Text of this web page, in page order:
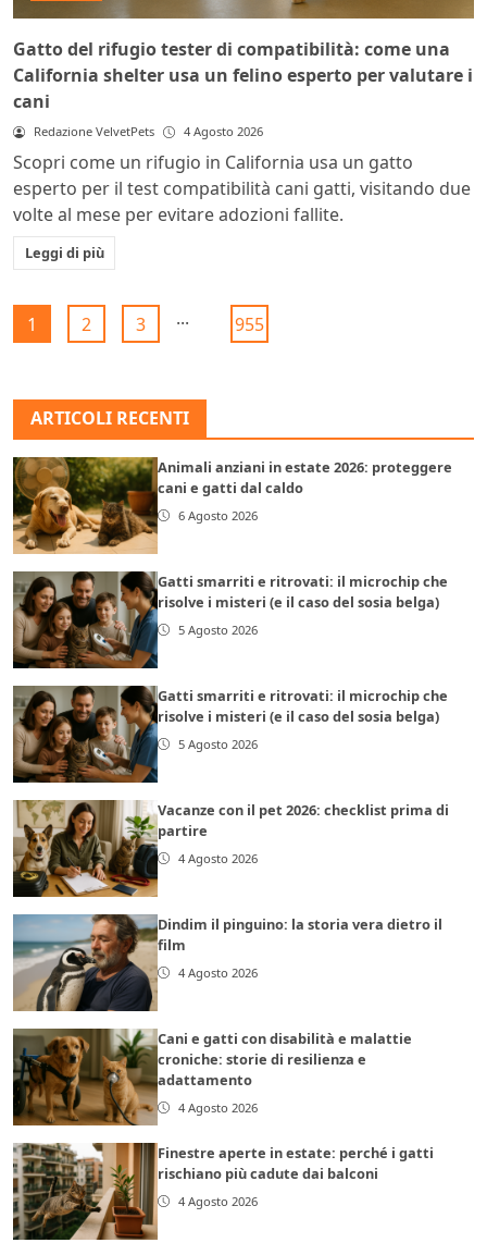
Gatto del rifugio tester di compatibilità: come una
California shelter usa un felino esperto per valutare i
cani
Redazione VelvetPets 4 Agosto 2026
Scopri come un rifugio in California usa un gatto
esperto per il test compatibilità cani gatti, visitando due
volte al mese per evitare adozioni fallite.
Leggi di più
1 2 3 ... 955
ARTICOLI RECENTI
Animali anziani in estate 2026: proteggere
cani e gatti dal caldo
6 Agosto 2026
Gatti smarriti e ritrovati: il microchip che
risolve i misteri (e il caso del sosia belga)
5 Agosto 2026
Gatti smarriti e ritrovati: il microchip che
risolve i misteri (e il caso del sosia belga)
5 Agosto 2026
Vacanze con il pet 2026: checklist prima di
partire
4 Agosto 2026
Dindim il pinguino: la storia vera dietro il
film
4 Agosto 2026
Cani e gatti con disabilità e malattie
croniche: storie di resilienza e
adattamento
4 Agosto 2026
Finestre aperte in estate: perché i gatti
rischiano più cadute dai balconi
4 Agosto 2026